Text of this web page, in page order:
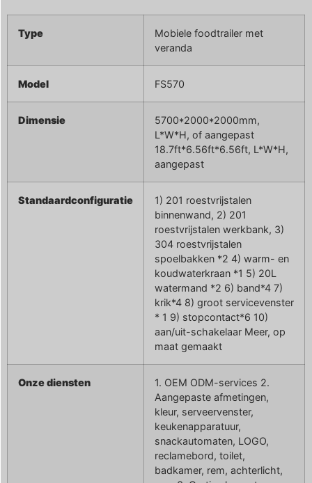
Type
Mobiele foodtrailer met
veranda
Model FS570
Dimensie
5700*2000*2000mm,
L*W*H, of aangepast
18.7ft*6.56ft*6.56ft, L*W*H,
aangepast
Standaardconfiguratie
1) 201 roestvrijstalen
binnenwand, 2) 201
roestvrijstalen werkbank, 3)
304 roestvrijstalen
spoelbakken *2 4) warm- en
koudwaterkraan *1 5) 20L
watermand *2 6) band*4 7)
krik*4 8) groot servicevenster
* 1 9) stopcontact*6 10)
aan/uit-schakelaar Meer, op
maat gemaakt
Onze diensten
1. OEM ODM-services 2.
Aangepaste afmetingen,
kleur, serveervenster,
keukenapparatuur,
snackautomaten, LOGO,
reclamebord, toilet,
badkamer, rem, achterlicht,